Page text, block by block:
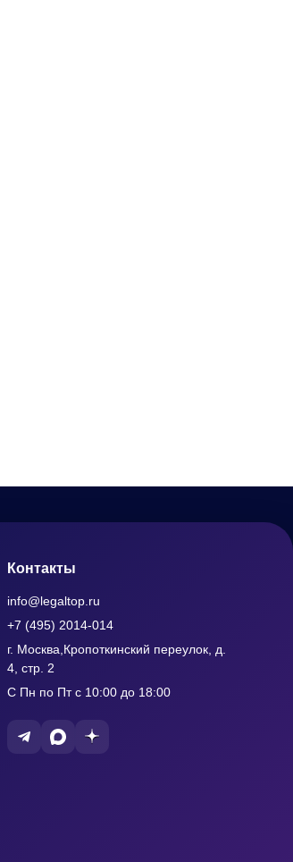
Контакты
info@legaltop.ru
+7 (495) 2014-014
г. Москва,Кропоткинский переулок, д.
4, стр. 2
С Пн по Пт с 10:00 до 18:00